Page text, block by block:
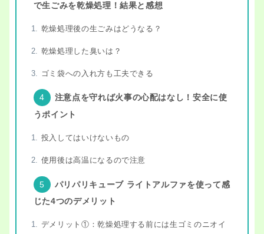
で生ごみを乾燥処理！結果と感想
乾燥処理後の生ごみはどうなる？
乾燥処理した臭いは？
ゴミ袋への入れ方も工夫できる
注意点を守れば火事の心配はなし！安全に使
うポイント
投入してはいけないもの
使用後は高温になるので注意
パリパリキューブ ライトアルファを使って感
じた4つのデメリット
デメリット①：乾燥処理する前には生ゴミのニオイ